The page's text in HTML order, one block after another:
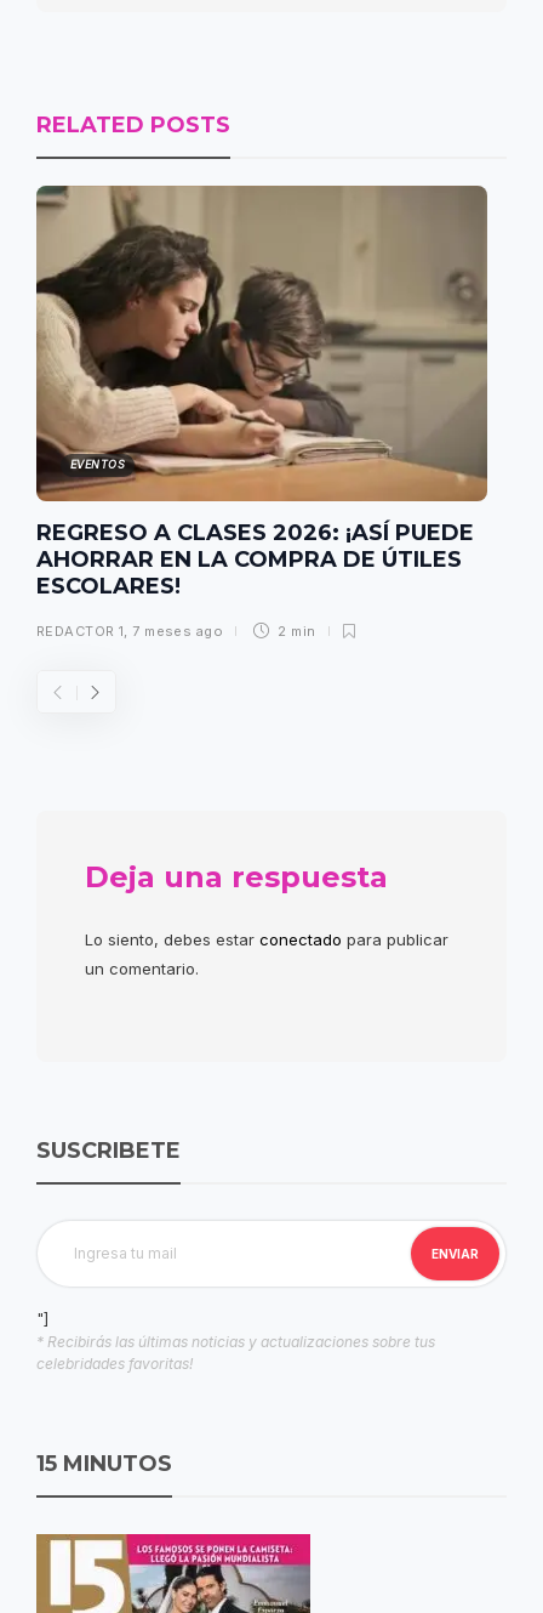
RELATED POSTS
EVENTOS
REGRESO A CLASES 2026: ¡ASÍ PUEDE
AHORRAR EN LA COMPRA DE ÚTILES
ESCOLARES!
REDACTOR 1, 7 meses ago 2 min
Deja una respuesta
Lo siento, debes estar conectado para publicar
un comentario.
SUSCRIBETE
"]
* Recibirás las últimas noticias y actualizaciones sobre tus
celebridades favoritas!
15 MINUTOS